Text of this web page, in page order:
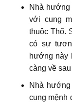
Nhà
với cung
thuộc Thổ.
có sự
hướng này
càng về
Nhà
cung mệnh